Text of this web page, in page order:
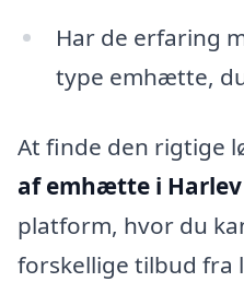
Har de erfaring
type emhætte,
At finde den rigtige
af emhætte i Harlev
platform, hvor du
forskellige tilbud fra